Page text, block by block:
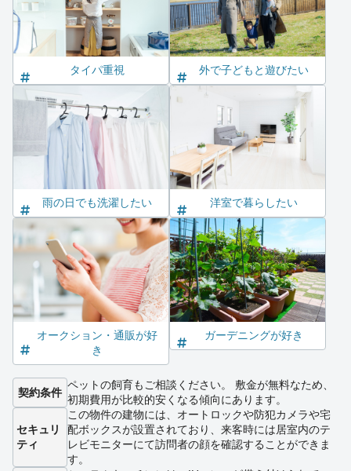
タイパ重視 外で子どもと遊びたい
雨の日でも洗濯したい 洋室で暮らしたい
オークション・通販が好
き
ガーデニングが好き
契約条件
ペットの飼育もご相談ください。 敷金が無料なため、
初期費用が比較的安くなる傾向にあります。
セキュリ
ティ
この物件の建物には、オートロックや防犯カメラや宅
配ボックスが設置されており、来客時には居室内のテ
レビモニターにて訪問者の顔を確認することができま
す。